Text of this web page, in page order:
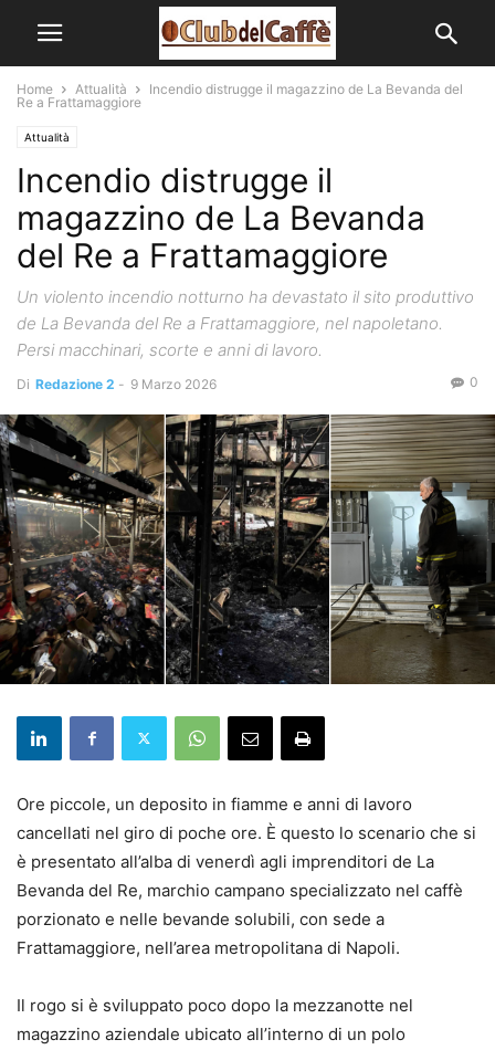
Home Attualità
Incendio distrugge il magazzino de La Bevanda del
Re a Frattamaggiore
Attualità
Incendio distrugge il
magazzino de La Bevanda
del Re a Frattamaggiore
Un violento incendio notturno ha devastato il sito produttivo
de La Bevanda del Re a Frattamaggiore, nel napoletano.
Persi macchinari, scorte e anni di lavoro.
Di Redazione 2 - 9 Marzo 2026 0
Ore piccole, un deposito in fiamme e anni di lavoro
cancellati nel giro di poche ore. È questo lo scenario che si
è presentato all’alba di venerdì agli imprenditori de La
Bevanda del Re, marchio campano specializzato nel caffè
porzionato e nelle bevande solubili, con sede a
Frattamaggiore, nell’area metropolitana di Napoli.
Il rogo si è sviluppato poco dopo la mezzanotte nel
magazzino aziendale ubicato all’interno di un polo